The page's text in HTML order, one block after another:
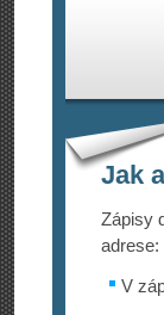
Jak
Zápisy
adrese:
V